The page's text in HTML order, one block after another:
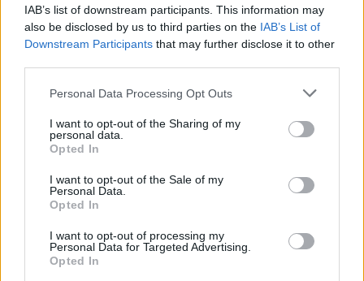
IAB’s list of downstream participants. This information may
also be disclosed by us to third parties on the IAB’s List of
Downstream Participants that may further disclose it to other
Personal Data Processing Opt Outs
I want to opt-out of the Sharing of my
personal data.
Opted In
I want to opt-out of the Sale of my
Personal Data.
Opted In
I want to opt-out of processing my
Personal Data for Targeted Advertising.
Opted In
ΧΡΏΜΑ
ΠΡΟΣΘΉΚΗ ΣΤΟ ΚΑΛΆΘΙ
Κάνε τις αγορές σου εύκολα & γρήγορα με KLARNA
έως 3 άτοκες δόσεις χωρίς πιστωτική κάρτα!
Add to wishlist Size guide